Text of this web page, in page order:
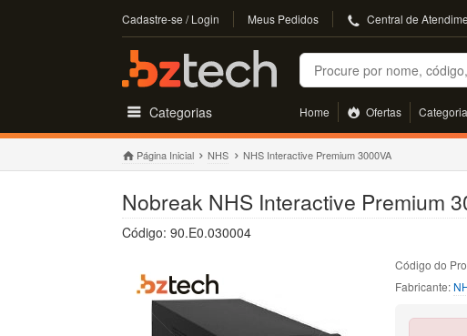
Cadastre-se / Login Meus Pedidos Central de
Buscar
Categorias Home Ofertas
Página Inicial NHS NHS Interactive Premium 3000VA
Nobreak NHS Interactive Premium
Código: 90.E0.030004
Código do
Fabricante: